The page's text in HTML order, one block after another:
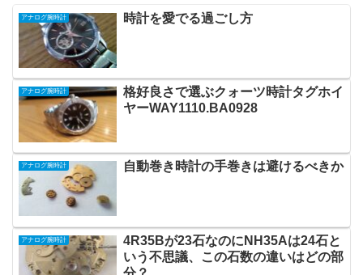
アナログ腕時計 時計を愛でる過ごし方
アナログ腕時計
格好良さで選ぶクォーツ時計タグホイ
ヤーWAY1110.BA0928
アナログ腕時計 自動巻き時計の手巻きは避けるべきか
アナログ腕時計
4R35Bが23石なのにNH35Aは24石と
いう不思議、この石数の違いはどの部